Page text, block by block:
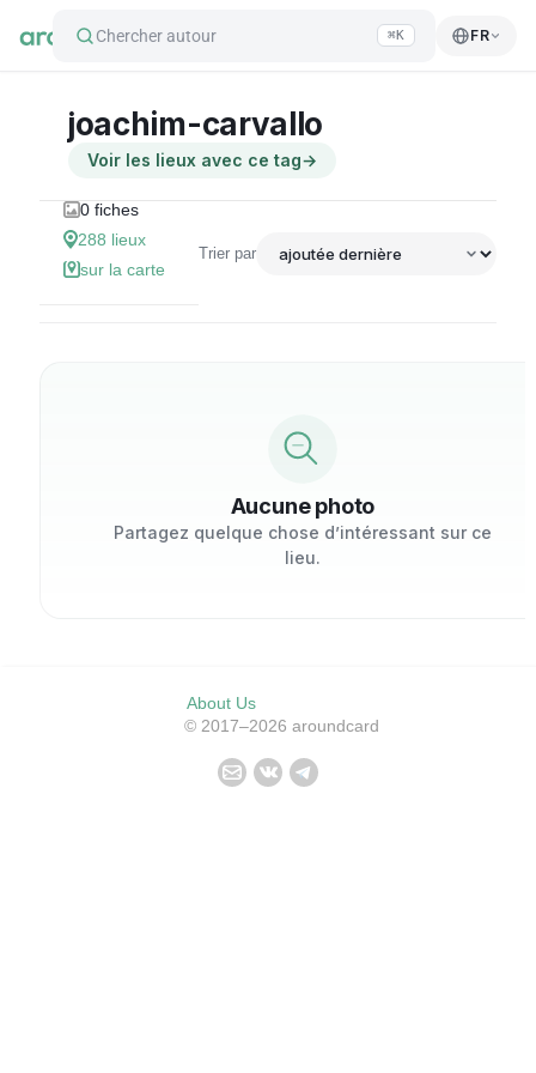
Chercher autour ⌘K FR
joachim-carvallo
Voir les lieux avec ce tag→
0 fiches
288 lieux
sur la carte
Trier par
Aucune photo
Partagez quelque chose d’intéressant sur ce
lieu.
About Us
© 2017–2026 aroundcard